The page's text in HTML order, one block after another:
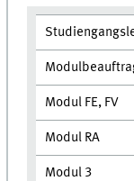
Modul FE, FV
Modul RA
Modul 3